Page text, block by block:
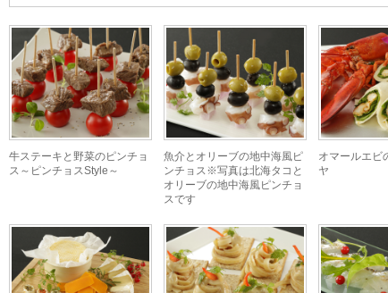
牛ステーキと野菜のピンチョ
ス～ピンチョスStyle～
魚介とオリーブの地中海風ピ
ンチョス※写真は北海タコと
オリーブの地中海風ピンチョ
スです
オマールエビ
ヤ